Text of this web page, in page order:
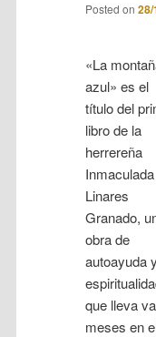
Posted on
«La
azul» es el
título del
libro de la
herrereña
Inmaculada
Linares
Granado,
obra de
autoayuda y
que lleva
meses en